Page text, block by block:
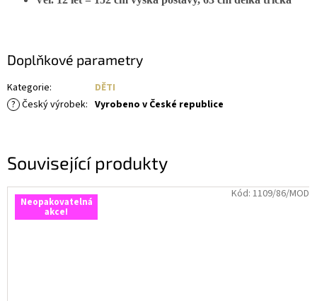
Související produkty
Neopakovatelná
akce!
Kód: 1109/86/MOD
Doplňkové parametry
Kategorie:
DĚTI
? Český výrobek: Vyrobeno v České republice